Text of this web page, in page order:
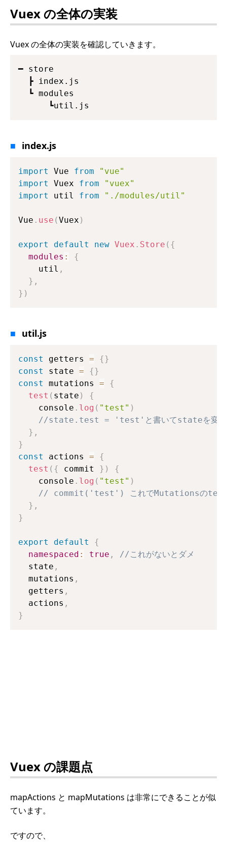
Vuex の全体の実装
Vuex の全体の実装を確認していきます。
━ store
  ┣ index.js
  ┗ modules
      ┗util.js
index.js
import Vue from
"vue"
import
Vuex from
"vuex"
import
util from "./modules/util"
Vue . use (Vuex )
export default new Vuex . Store ( {
modules :
{
    util
,
} ,
} )
util.js
const getters = {}
const
state = {}
const
mutations =
{
test ( state )
{
    console
. log ( "test" )
//state.test = 'test'と書いてstateを変更
} ,
}
const
actions =
{
test ( { commit } )
{
    console
. log ( "test" )
// commit('test') これでMutationsのtestと
} ,
}
export default
{
namespaced : true ,
//これがないとダメ
  state
,
  mutations
,
  getters
,
  actions
,
}
Vuex の課題点
mapActions と mapMutations は非常にできることが似
ています。
ですので、